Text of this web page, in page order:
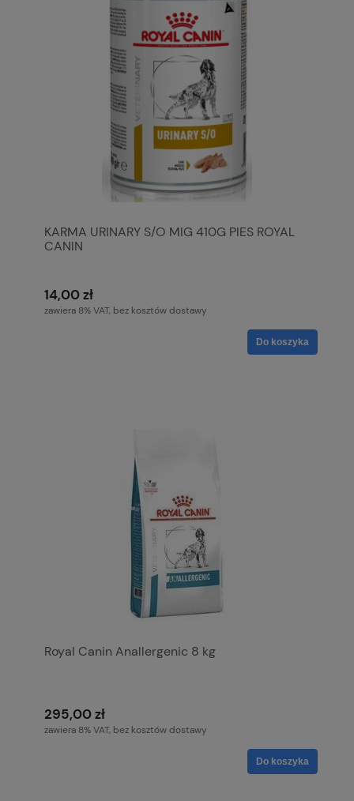
KARMA URINARY S/O MIG 410G PIES ROYAL
CANIN
14,00 zł
zawiera 8% VAT, bez kosztów dostawy
Do koszyka
Royal Canin Anallergenic 8 kg
295,00 zł
zawiera 8% VAT, bez kosztów dostawy
Do koszyka